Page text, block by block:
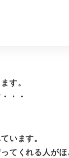
す。
・・
います。
てくれる人がほ